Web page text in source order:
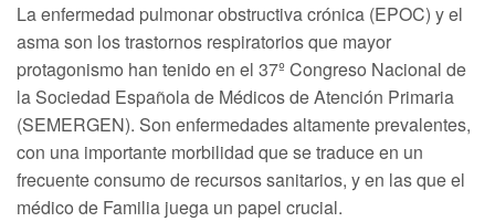
La enfermedad pulmonar obstructiva crónica (EPOC) y el
asma son los trastornos respiratorios que mayor
protagonismo han tenido en el 37º Congreso Nacional de
la Sociedad Española de Médicos de Atención Primaria
(SEMERGEN). Son enfermedades altamente prevalentes,
con una importante morbilidad que se traduce en un
frecuente consumo de recursos sanitarios, y en las que el
médico de Familia juega un papel crucial.